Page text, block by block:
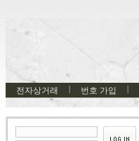
전자상거래 번호 가입